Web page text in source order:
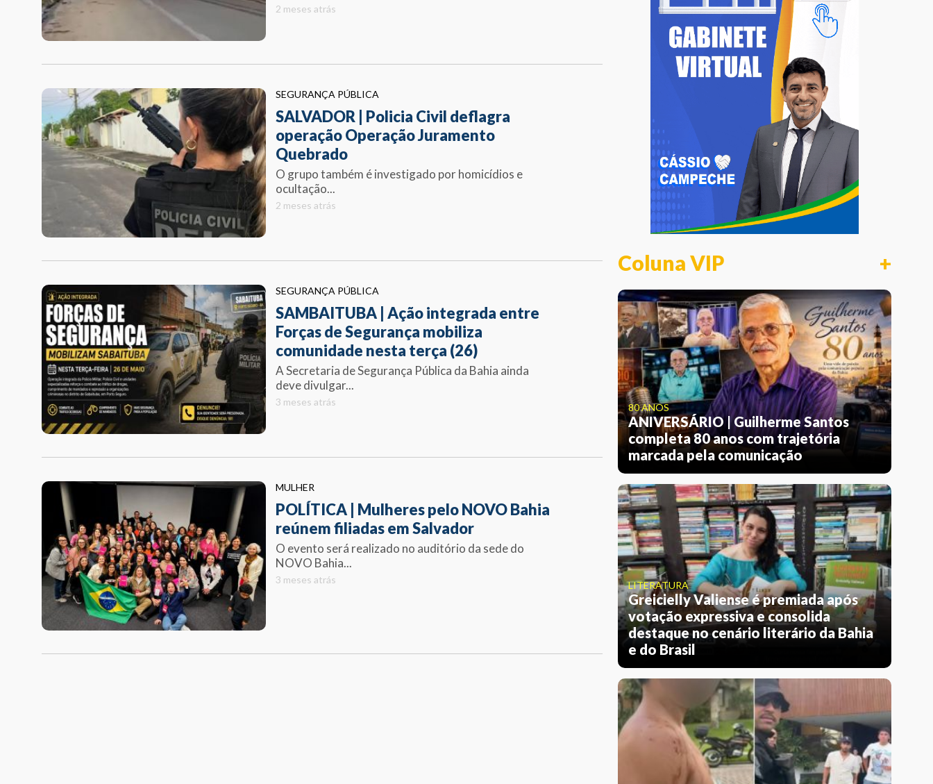
2 meses atrás
SEGURANÇA PÚBLICA
SALVADOR | Policia Civil deflagra
operação Operação Juramento
Quebrado
O grupo também é investigado por homicídios e
ocultação...
2 meses atrás
SEGURANÇA PÚBLICA
SAMBAITUBA | Ação integrada entre
Forças de Segurança mobiliza
comunidade nesta terça (26)
A Secretaria de Segurança Pública da Bahia ainda
deve divulgar...
3 meses atrás
MULHER
POLÍTICA | Mulheres pelo NOVO Bahia
reúnem filiadas em Salvador
O evento será realizado no auditório da sede do
NOVO Bahia...
3 meses atrás
Coluna VIP +
80 ANOS
ANIVERSÁRIO | Guilherme Santos
completa 80 anos com trajetória
marcada pela comunicação
LITERATURA
Greicielly Valiense é premiada após
votação expressiva e consolida
destaque no cenário literário da Bahia
e do Brasil